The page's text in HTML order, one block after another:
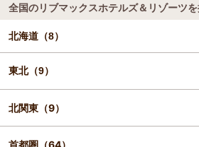
全国のリブマックスホテルズ＆リゾーツ
北海道（8）
東北（9）
青森（2）
宮城（4）
北関東（9）
栃木（7）
首都圏（64）